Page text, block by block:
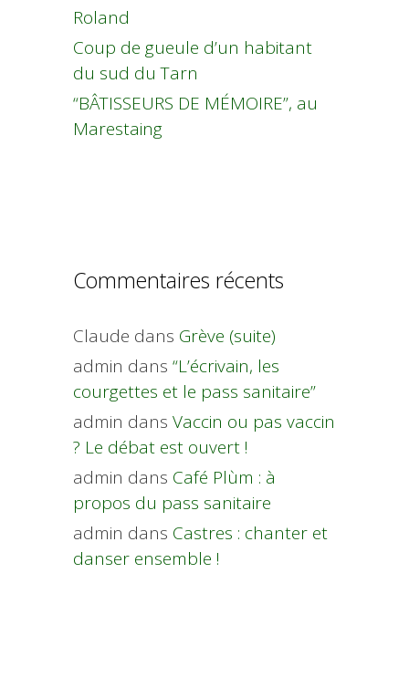
Roland
Coup de gueule d’un habitant
du sud du Tarn
“BÂTISSEURS DE MÉMOIRE”, au
Marestaing
Commentaires récents
Claude dans Grève (suite)
admin dans “L’écrivain, les
courgettes et le pass sanitaire”
admin dans Vaccin ou pas vaccin
? Le débat est ouvert !
admin dans Café Plùm : à
propos du pass sanitaire
admin dans Castres : chanter et
danser ensemble !